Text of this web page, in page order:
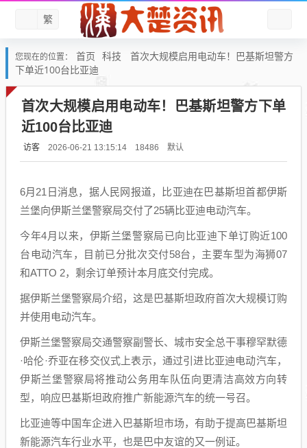
繁
您现在的位置： 首页 科技
首次大规模启用电动车！巴基斯坦警方
下单近100台比亚迪
首次大规模启用电动车！巴基斯坦警方下单
近100台比亚迪
访客 2026-06-21 13:15:14 18486 默认
6月21日消息，据人民网报道，比亚迪在巴基斯坦首都伊斯
兰堡向伊斯兰堡警察局交付了25辆比亚迪电动汽车。
今年4月以来，伊斯兰堡警察局已向比亚迪下单订购近100
台电动汽车，目前已分批次交付58台，主要车型为海狮07
和ATTO 2，剩余订单预计本月底交付完成。
据伊斯兰堡警察局介绍，这是巴基斯坦政府首次大规模订购
并使用电动汽车。
伊斯兰堡警察局交通警察副警长、城市安全总干事穆罕默德
·哈伦·乔亚在移交仪式上表示，通过引进比亚迪电动汽车，
伊斯兰堡警察局将推动公务用车队伍向更清洁高效方向转
型，响应巴基斯坦政府推广新能源汽车的统一号召。
比亚迪等中国车企进入巴基斯坦市场，有助于提高巴基斯坦
新能源汽车行业水平，也是巴中友谊的又一例证。